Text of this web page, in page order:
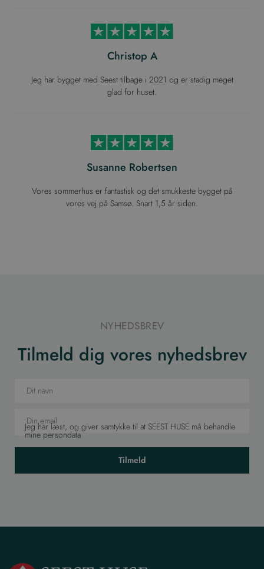
Christop A
Jeg har bygget med Seest tilbage i 2021 og er stadig meget
glad for huset.
Susanne Robertsen
Vores sommerhus er fantastisk og det smukkeste bygget på
vores vej på Samsø. Snart 1,5 år siden.
NYHEDSBREV
Tilmeld dig vores nyhedsbrev
Jeg har læst, og giver samtykke til at SEEST HUSE må behandle
mine persondata
Tilmeld